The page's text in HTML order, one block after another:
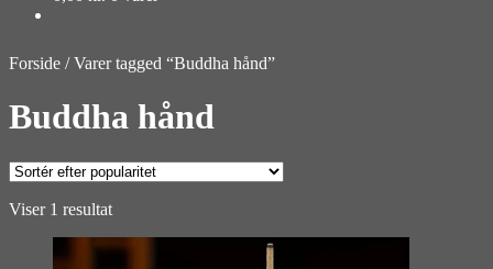
Forside /Varer tagged “Buddha hånd”
Buddha hånd
Viser 1 resultat